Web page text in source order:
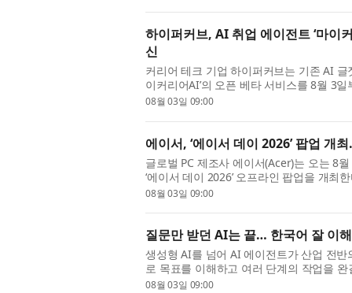
하이퍼커브, AI 취업 에이전트 ‘마이
신
커리어 테크 기업 하이퍼커브는 기존 AI
이커리어AI’의 오픈 베타 서비스를 8월 3
활용한 서류 작성이 보편화되면서, 구직자
08월 03일 09:00
에이서, ‘에이서 데이 2026’ 팝업 개
글로벌 PC 제조사 에이서(Acer)는 오는 8
‘에이서 데이 2026’ 오프라인 팝업을 개최
도네시아 등 아시아 주요 국가에서 매년
08월 03일 09:00
질문만 받던 AI는 끝… 한국어 잘 이
생성형 AI를 넘어 AI 에이전트가 산업 전
로 목표를 이해하고 여러 단계의 작업을
에서 생성형 AI 전문기업 윈즈의 아이오나
08월 03일 09:00